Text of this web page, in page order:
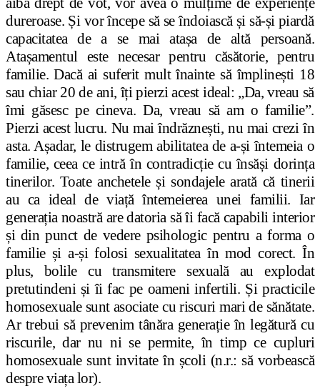
dureroase. Și vor începe să se îndoiască și să-și piardă
capacitatea de a se mai atașa de altă persoană.
Atașamentul este necesar pentru căsătorie, pentru
familie. Dacă ai suferit mult înainte să împlinești 18
sau chiar 20 de ani, îți pierzi acest ideal: „Da, vreau să
îmi găsesc pe cineva. Da, vreau să am o familie”.
Pierzi acest lucru. Nu mai îndrăznești, nu mai crezi în
asta. Așadar, le distrugem abilitatea de a-și întemeia o
familie, ceea ce intră în contradicție cu însăși dorința
tinerilor. Toate anchetele și sondajele arată că tinerii
au ca ideal de viață întemeierea unei familii. Iar
generația noastră are datoria să îi facă capabili interior
și din punct de vedere psihologic pentru a forma o
familie și a-și folosi sexualitatea în mod corect. În
plus, bolile cu transmitere sexuală au explodat
pretutindeni și îi fac pe oameni infertili. Și practicile
homosexuale sunt asociate cu riscuri mari de sănătate.
Ar trebui să prevenim tânăra generație în legătură cu
riscurile, dar nu ni se permite, în timp ce cupluri
homosexuale sunt invitate în școli (n.r.: să vorbească
despre viața lor).